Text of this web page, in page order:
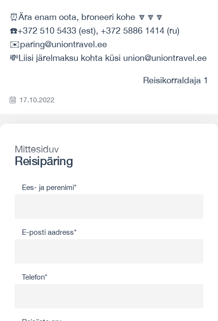
⏰Ära enam oota, broneeri kohe 🔽🔽🔽
☎️+372 510 5433 (est), +372 5886 1414 (ru)
✉️paring@uniontravel.ee
💸Liisi järelmaksu kohta küsi union@uniontravel.ee
Reisikorraldaja 1
17.10.2022
Mittesiduv
Reisipäring
Ees- ja perenimi*
E-posti aadress*
Telefon*